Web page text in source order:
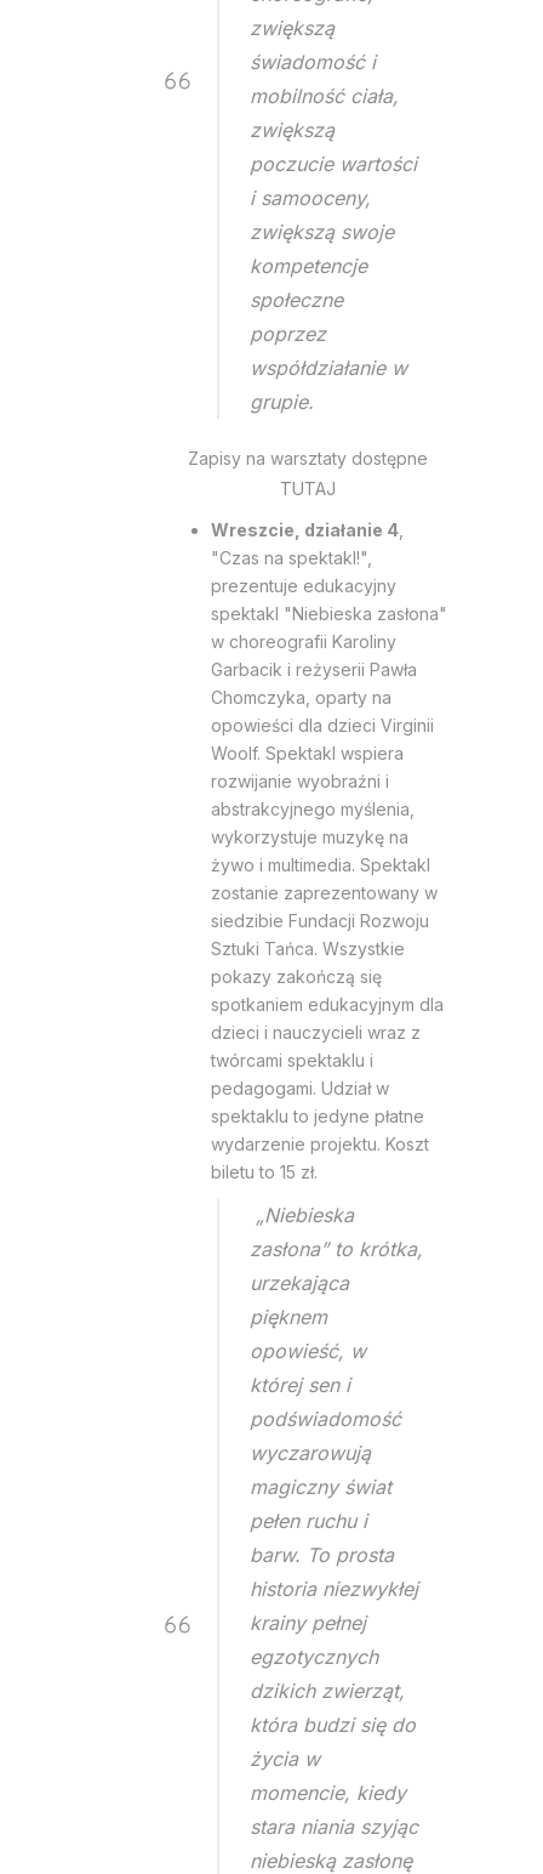
zwiększą
świadomość i
mobilność ciała,
zwiększą
poczucie wartości
i samooceny,
zwiększą swoje
kompetencje
społeczne
poprzez
współdziałanie w
grupie.
Zapisy na warsztaty dostępne
TUTAJ
Wreszcie, działanie 4
"Czas na spektakl!",
prezentuje edukacyjny
spektakl "Niebieska zasłona"
w choreografii Karoliny
Garbacik i reżyserii Pawła
Chomczyka, oparty na
opowieści dla dzieci Virginii
Woolf. Spektakl wspiera
rozwijanie wyobraźni i
abstrakcyjnego myślenia,
wykorzystuje muzykę na
żywo i multimedia. Spektakl
zostanie zaprezentowany w
siedzibie Fundacji Rozwoju
Sztuki Tańca. Wszystkie
pokazy zakończą się
spotkaniem edukacyjnym dla
dzieci i nauczycieli wraz z
twórcami spektaklu i
pedagogami. Udział w
spektaklu to jedyne płatne
wydarzenie projektu. Koszt
biletu to 15 zł.
„Niebieska
zasłona” to krótka,
urzekająca
pięknem
opowieść, w
której sen i
podświadomość
wyczarowują
magiczny świat
pełen ruchu i
barw. To prosta
historia niezwykłej
krainy pełnej
egzotycznych
dzikich zwierząt,
która budzi się do
życia w
momencie, kiedy
stara niania szyjąc
niebieską zasłonę